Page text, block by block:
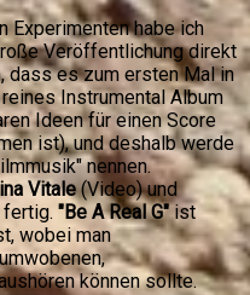
Experimenten habe ich
Veröffentlichung direkt
dass es zum ersten Mal in
Instrumental Album
Ideen für einen Score
ist), und deshalb werde
nennen.
Vitale(Video) und
"Be A Real G"ist
wobei man
können sollte.